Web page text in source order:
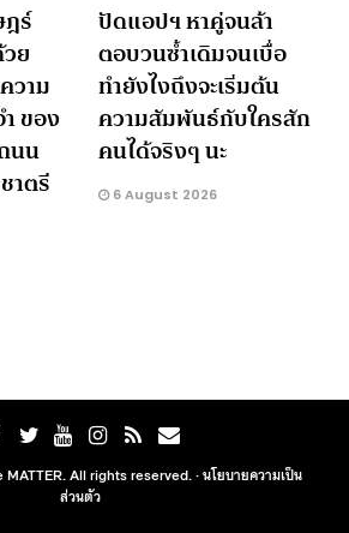
ร์
ย
วาม
ของ
นน
าตรี
ปัดแอปฯ หาคู่จนล้า
ตอบวนซ้ำเดิมจนเบื่อ
ทำยังไงถึงจะเริ่มต้น
ความสัมพันธ์กับใครสัก
คนได้จริงๆ นะ
6 August 2026
All rights reserved. ·นโยบายความเป็น
ส่วนตัว